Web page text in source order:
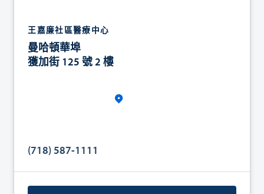
王嘉廉社區醫療中心
曼哈頓華埠
獲加街 125 號 2 樓
(718) 587-1111